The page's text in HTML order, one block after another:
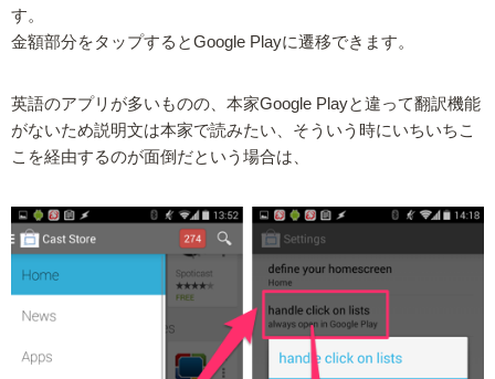
す。
金額部分をタップするとGoogle Playに遷移できます。
英語のアプリが多いものの、本家Google Playと違って翻訳機能
がないため説明文は本家で読みたい、そういう時にいちいちこ
こを経由するのが面倒だという場合は、